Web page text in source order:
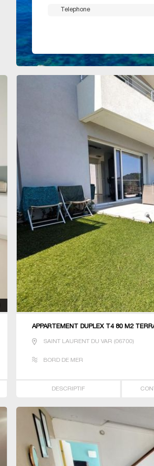
APPARTEMENT DUPLEX T4 80 M2
SAINT LAURENT DU VAR (06700)
BORD DE MER
DESCRIPTIF